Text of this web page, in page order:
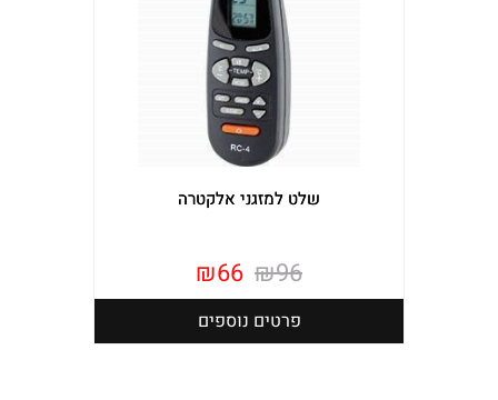
שלט למזגני אלקטרה
₪96
₪66
פרטים נוספים